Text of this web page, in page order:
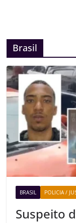
Brasil
BRASIL POLICIA /
Suspeito